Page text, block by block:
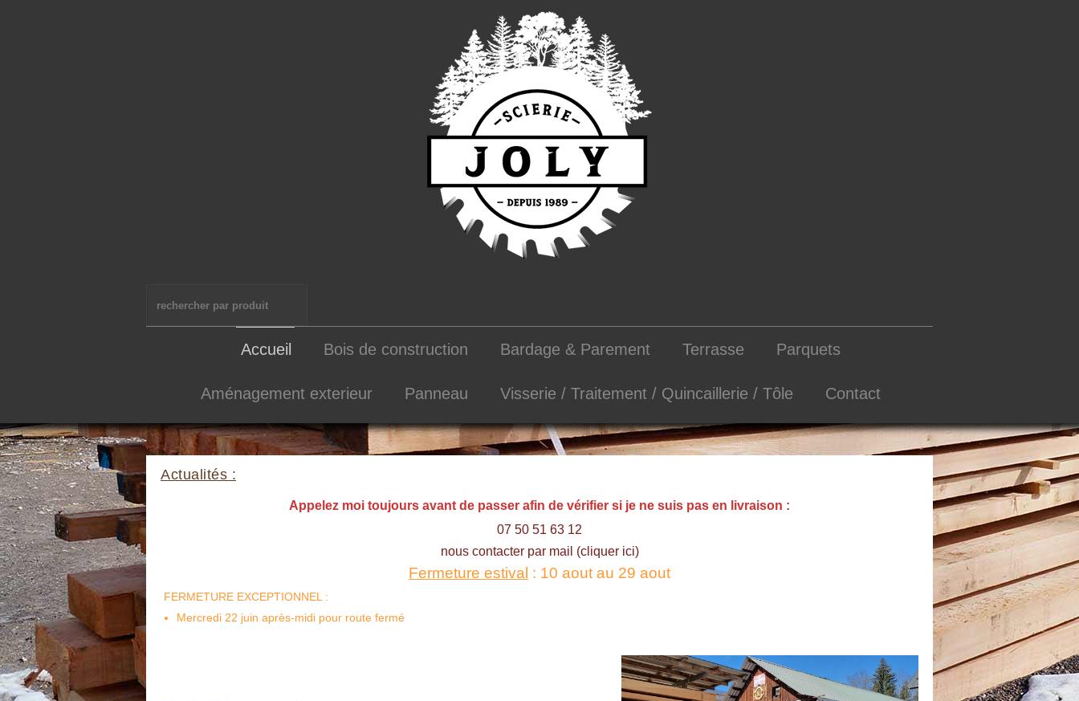
Accueil Bois de construction Bardage & Parement Terrasse Parquets
Aménagement exterieur Panneau Visserie / Traitement / Quincaillerie / Tôle Contact
Actualités :
Appelez moi toujours avant de passer afin de vérifier si je ne suis pas en livraison :
07 50 51 63 12
nous contacter par mail (cliquer ici)
Fermeture estival : 10 aout au 29 aout
FERMETURE EXCEPTIONNEL :
Mercredi 22 juin après-midi pour route fermé